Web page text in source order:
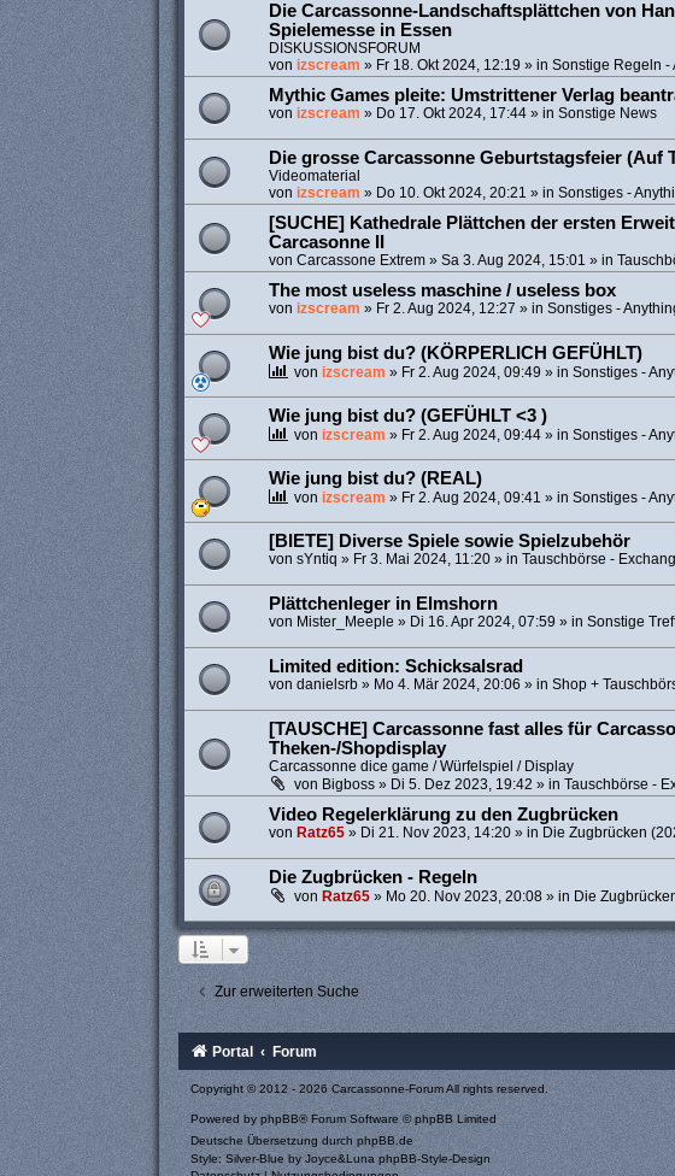
Die Carcassonne-Landschaftsplättchen von
Spielemesse in Essen
DISKUSSIONSFORUM
von izscream » Fr 18. Okt 2024, 12:19 » in Sonstige Regeln -
Mythic Games pleite: Umstrittener Verlag
von izscream » Do 17. Okt 2024, 17:44» in Sonstige News
Die grosse Carcassonne Geburtstagsfeier (Auf
Videomaterial
von izscream » Do 10. Okt 2024, 20:21 » in Sonstiges -
[SUCHE] Kathedrale Plättchen der ersten
Carcasonne II
von Carcassone Extrem» Sa 3. Aug 2024, 15:01 » in
The most useless maschine / useless box
von izscream » Fr 2. Aug 2024, 12:27 » in Sonstiges -
Wie jung bist du? (KÖRPERLICH GEFÜHLT)
von izscream » Fr 2. Aug 2024, 09:49 » in Sonstiges -
Wie jung bist du? (GEFÜHLT <3 )
von izscream » Fr 2. Aug 2024, 09:44» in Sonstiges -
Wie jung bist du? (REAL)
von izscream » Fr 2. Aug 2024, 09:41 » in Sonstiges -
[BIETE] Diverse Spiele sowie Spielzubehör
von sYntiq » Fr 3. Mai 2024, 11:20» in Tauschbörse -
Plättchenleger in Elmshorn
von Mister_Meeple » Di 16. Apr 2024, 07:59 » in Sonstige
Limited edition: Schicksalsrad
von danielsrb» Mo 4. Mär 2024, 20:06 » in Shop +
[TAUSCHE] Carcassonne fast alles für
Theken-/Shopdisplay
Carcassonne dice game / Würfelspiel / Display
von Bigboss» Di 5. Dez 2023, 19:42 » in Tauschbörse -
Video Regelerklärung zu den Zugbrücken
von Ratz65» Di 21. Nov 2023, 14:20» in Die Zugbrücken
Die Zugbrücken - Regeln
von Ratz65» Mo 20. Nov 2023, 20:08» in Die
Zur erweiterten Suche
Portal Forum
Copyright © 2012 - 2026 Carcassonne-Forum All rights reserved.
Powered by phpBB® Forum Software © phpBB Limited
Deutsche Übersetzung durch phpBB.de
Style: Silver-Blue by Joyce&LunaphpBB-Style-Design